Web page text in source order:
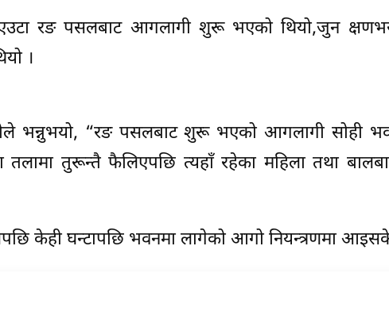
एउटा रङ पसलबाट आगलागी शुरू भएको थियो,जुन
।
भन्नुभयो, “रङ पसलबाट शुरू भएको आगलागी सोही
तलामा तुरून्तै फैलिएपछि त्यहाँ रहेका महिला तथा
केही घन्टापछि भवनमा लागेको आगो नियन्त्रणमा